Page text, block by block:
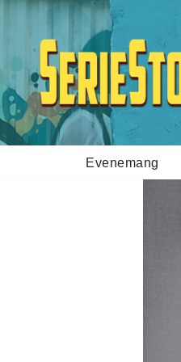
Hoppa
innehåll
Evenemang